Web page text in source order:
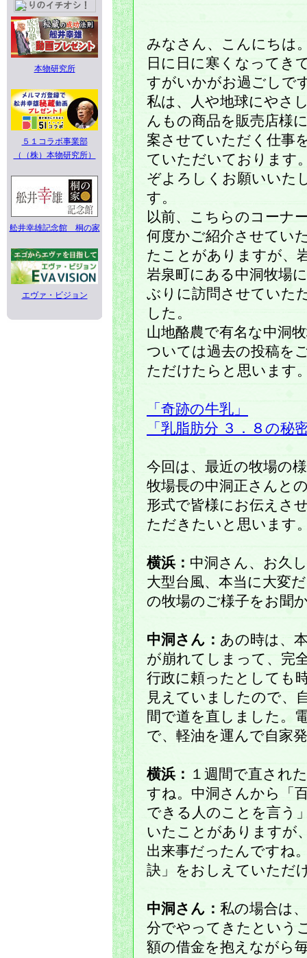
本物研究所
５１コラボ事業部
（（株）本物研究所）
舩井幸雄記念館 桐の家
エヴァ・ビジョン
みなさん、こんにちは
日に日に寒くなってき
すがいかがお過ごしで
私は、人や地球にやさ
んもの商品を販売店様
案させていただく仕事
ていただいております
ぞよろしくお願いいた
す。
以前、こちらのコーナ
何度かご紹介させてい
たことがありますが、
岩泉町にある中洞牧場
ぶりに訪問させていた
した。
山地酪農で有名な中洞
ついては過去の投稿を
ただけたらと思います
「奇跡の牛乳」
「乳脂肪分 ３．８の秘
今回は、最近の牧場の
牧場長の中洞正さんと
形式で皆様にお伝えさ
ただきたいと思います
横浜： 中洞さん、お久
大型台風、本当に大変
の牧場のご様子をお聞
中洞さん： あの時は、
が崩れてしまって、完
行政に頼ったとしても
見えていましたので、
間で道を直しました。
で、軽油を運んで自家
横浜： １週間で直され
すね。中洞さんから「
できる人のことを言う
いたことがありますが
出来事だったんですね
訣」をおしえていただ
中洞さん： 私の場合は
分でやってきたという
額の借金を抱えながら